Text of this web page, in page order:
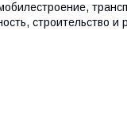
строительство и